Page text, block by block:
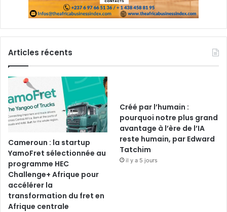
Articles récents
Cameroun : la startup
YamoFret sélectionnée au
programme HEC
Challenge+ Afrique pour
accélérer la
transformation du fret en
Afrique centrale
Créé par l’humain :
pourquoi notre plus grand
avantage à l’ère de l’IA
reste humain, par Edward
Tatchim
il y a 5 jours